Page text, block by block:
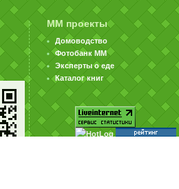
ММ проекты
Домоводство
Фотобанк ММ
Эксперты о еде
Каталог книг